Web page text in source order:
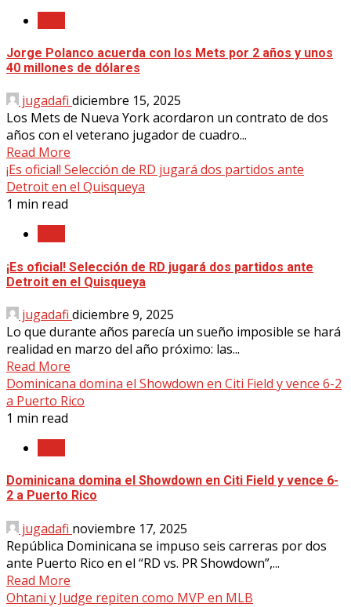
Jorge Polanco acuerda con los Mets por 2 años y unos
40 millones de dólares
jugadafi diciembre 15, 2025
Los Mets de Nueva York acordaron un contrato de dos
años con el veterano jugador de cuadro...
Read More
¡Es oficial! Selección de RD jugará dos partidos ante
Detroit en el Quisqueya
1 min read
¡Es oficial! Selección de RD jugará dos partidos ante
Detroit en el Quisqueya
jugadafi diciembre 9, 2025
Lo que durante años parecía un sueño imposible se hará
realidad en marzo del año próximo: las...
Read More
Dominicana domina el Showdown en Citi Field y vence 6-2
a Puerto Rico
1 min read
Dominicana domina el Showdown en Citi Field y vence 6-
2 a Puerto Rico
jugadafi noviembre 17, 2025
República Dominicana se impuso seis carreras por dos
ante Puerto Rico en el “RD vs. PR Showdown”,...
Read More
Ohtani y Judge repiten como MVP en MLB